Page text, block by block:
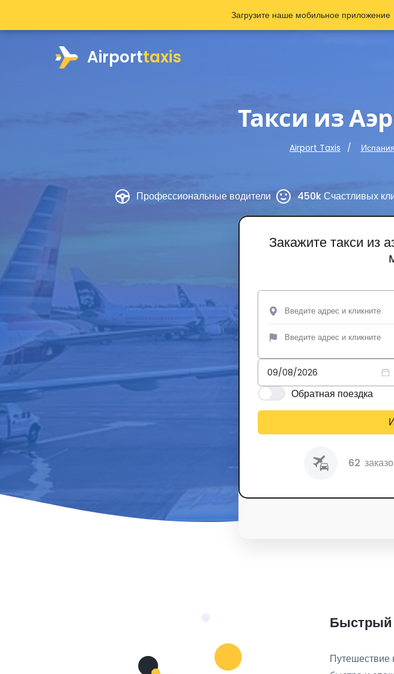
Airporttaxis
Такси из
Airport Taxis Испания
Профессиональные водители 450k Счастливых
Закажите такси из
Обратная поездка
62
Загрузите наше мобильное приложение
Быстрый
Путешествие